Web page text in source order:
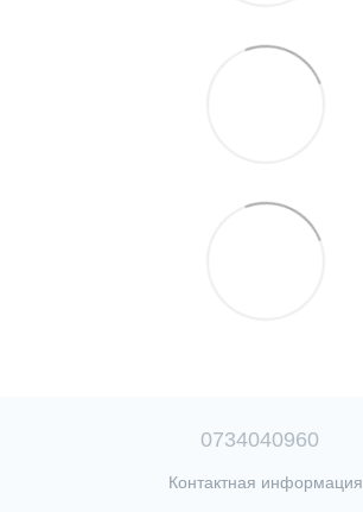
0734040960
Контактная информация